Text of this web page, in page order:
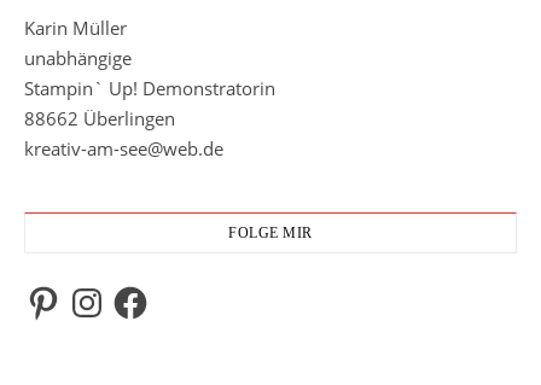
Karin Müller
unabhängige
Stampin` Up! Demonstratorin
88662 Überlingen
kreativ-am-see@web.de
FOLGE MIR
PinterestInstagramFacebook